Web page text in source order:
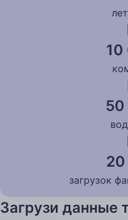
10
50
20
загрузок
Загрузи данные